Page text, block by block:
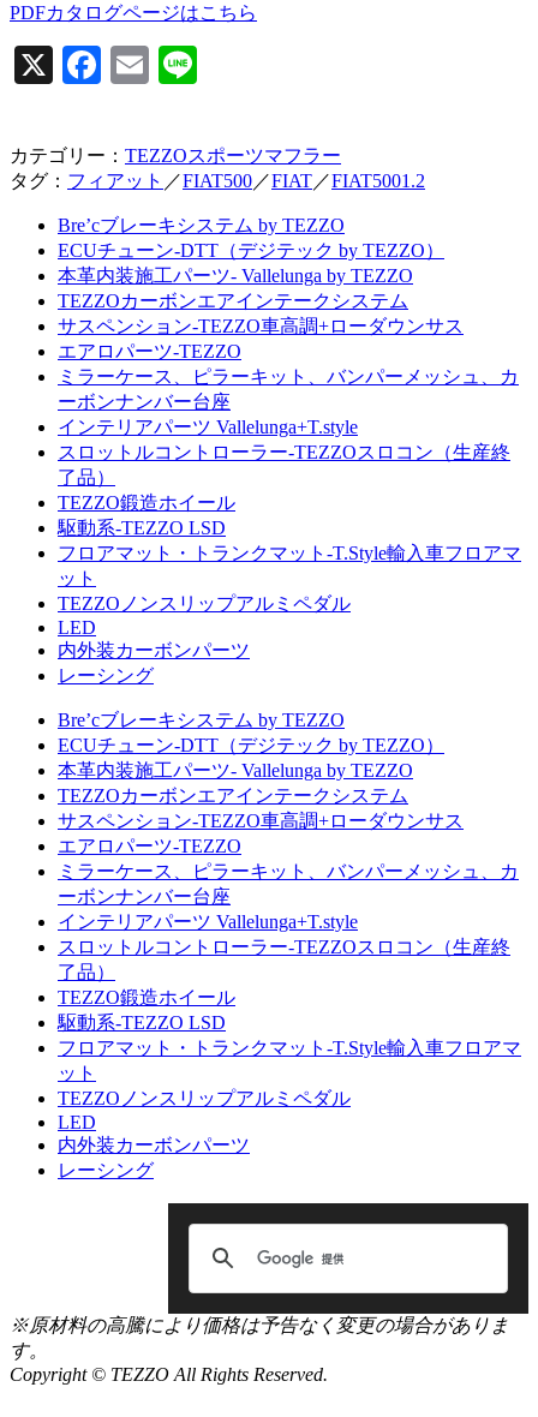
PDFカタログページはこちら
X Facebook
Email
カテゴリー： TEZZOスポーツマフラー
タグ： フィアット ／FIAT500／FIAT／FIAT5001.2
Bre’cブレーキシステム by TEZZO
ECUチューン-DTT（デジテック by TEZZO）
本革内装施工パーツ- Vallelunga by TEZZO
TEZZOカーボンエアインテークシステム
サスペンション-TEZZO車高調+ローダウンサス
エアロパーツ-TEZZO
ミラーケース、ピラーキット、バンパーメッシュ、カ
ーボンナンバー台座
インテリアパーツ Vallelunga+T.style
スロットルコントローラー-TEZZOスロコン（生産終
了品）
TEZZO鍛造ホイール
駆動系-TEZZO LSD
フロアマット・トランクマット-T.Style輸入車フロアマ
ット
TEZZOノンスリップアルミペダル
LED
内外装カーボンパーツ
レーシング
Bre’cブレーキシステム by TEZZO
ECUチューン-DTT（デジテック by TEZZO）
本革内装施工パーツ- Vallelunga by TEZZO
TEZZOカーボンエアインテークシステム
サスペンション-TEZZO車高調+ローダウンサス
エアロパーツ-TEZZO
ミラーケース、ピラーキット、バンパーメッシュ、カ
ーボンナンバー台座
インテリアパーツ Vallelunga+T.style
スロットルコントローラー-TEZZOスロコン（生産終
了品）
TEZZO鍛造ホイール
駆動系-TEZZO LSD
フロアマット・トランクマット-T.Style輸入車フロアマ
ット
TEZZOノンスリップアルミペダル
LED
内外装カーボンパーツ
レーシング
※原材料の高騰により価格は予告なく変更の場合がありま
す。
Copyright © TEZZO All Rights Reserved.